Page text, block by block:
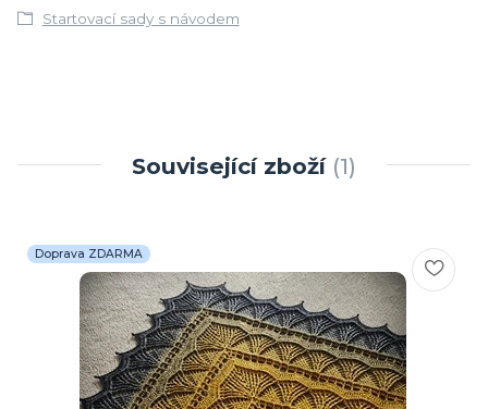
Startovací sady s návodem
Související zboží 1
Doprava ZDARMA